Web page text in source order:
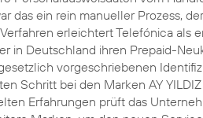
das ein rein manueller Prozess,
erleichtert Telefónica als
in Deutschland ihren Prepaid-
vorgeschriebenen
Schritt bei den Marken AY
Erfahrungen prüft das